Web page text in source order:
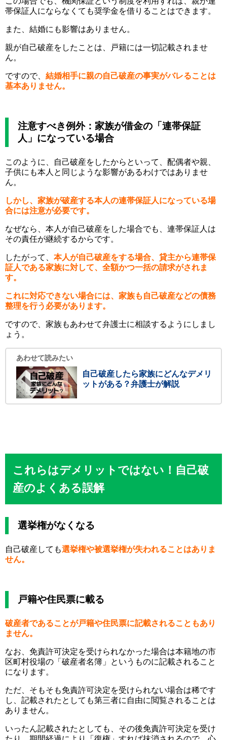
帯保証人にならなくても奨学金を借りることはできます。
また、結婚にも影響はありません。
親が自己破産をしたことは、戸籍には一切記載されませ
ん。
ですので、 結婚相手に親の自己破産の事実がバレることは
基本ありません。
注意すべき例外：家族が借金の「連帯保証
人」になっている場合
このように、自己破産をしたからといって、配偶者や親、
子供にも本人と同じような影響があるわけではありませ
ん。
しかし、家族が破産する本人の連帯保証人になっている場
合には注意が必要です。
なぜなら、本人が自己破産をした場合でも、連帯保証人は
その責任が継続するからです。
したがって、 本人が自己破産をする場合、貸主から連帯保
証人である家族に対して、全額かつ一括の請求がされま
す。
これに対応できない場合には、家族も自己破産などの債務
整理を行う必要があります。
ですので、家族もあわせて弁護士に相談するようにしまし
ょう。
あわせて読みたい
自己破産したら家族にどんなデメリ
ットがある？弁護士が解説
これらはデメリットではない！自己破
産のよくある誤解
選挙権がなくなる
自己破産しても選挙権や被選挙権が失われることはありま
せん。
戸籍や住民票に載る
破産者であることが戸籍や住民票に記載されることもあり
ません。
なお、免責許可決定を受けられなかった場合は本籍地の市
区町村役場の「破産者名簿」というものに記載されること
になります。
ただ、そもそも免責許可決定を受けられない場合は稀です
し、記載されたとしても第三者に自由に閲覧されることは
ありません。
いったん記載されたとしても、その後免責許可決定を受け